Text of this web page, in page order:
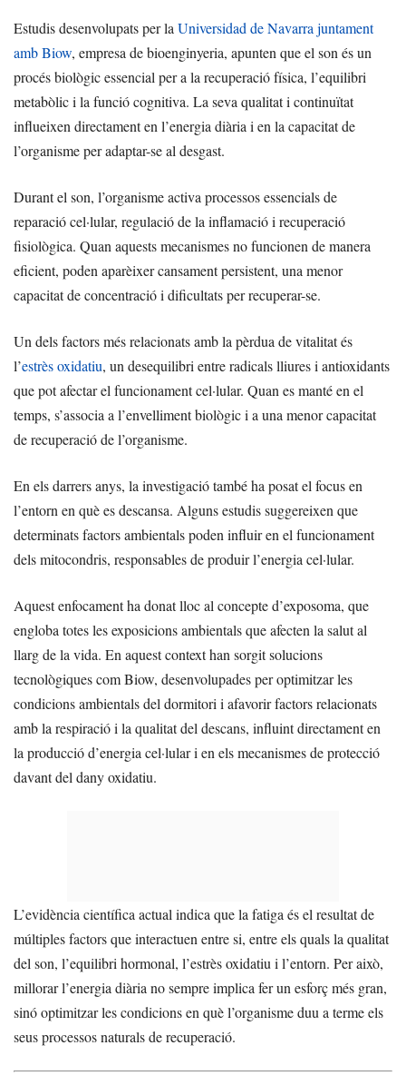
Estudis desenvolupats per laUniversidad de Navarra juntament
amb Biow, empresa de bioenginyeria, apunten que el son és un
procés biològic essencial per a la recuperació física, l’equilibri
metabòlic i la funció cognitiva. La seva qualitat i continuïtat
influeixen directament en l’energia diària i en la capacitat de
l’organisme per adaptar-se al desgast.
Durant el son, l’organisme activa processos essencials de
reparació cel·lular, regulació de la inflamació i recuperació
fisiològica. Quan aquests mecanismes no funcionen de manera
eficient, poden aparèixer cansament persistent, una menor
capacitat de concentració i dificultats per recuperar-se.
Un dels factors més relacionats amb la pèrdua de vitalitat és
l’estrès oxidatiu, un desequilibri entre radicals lliures i antioxidants
que pot afectar el funcionament cel·lular. Quan es manté en el
temps, s’associa a l’envelliment biològic i a una menor capacitat
de recuperació de l’organisme.
En els darrers anys, la investigació també ha posat el focus en
l’entorn en què es descansa. Alguns estudis suggereixen que
determinats factors ambientals poden influir en el funcionament
dels mitocondris, responsables de produir l’energia cel·lular.
Aquest enfocament ha donat lloc al concepte d’exposoma, que
engloba totes les exposicions ambientals que afecten la salut al
llarg de la vida. En aquest context han sorgit solucions
tecnològiques com Biow, desenvolupades per optimitzar les
condicions ambientals del dormitori i afavorir factors relacionats
amb la respiració i la qualitat del descans, influint directament en
la producció d’energia cel·lular i en els mecanismes de protecció
davant del dany oxidatiu.
L’evidència científica actual indica que la fatiga és el resultat de
múltiples factors que interactuen entre si, entre els quals la qualitat
del son, l’equilibri hormonal, l’estrès oxidatiu i l’entorn. Per això,
millorar l’energia diària no sempre implica fer un esforç més gran,
sinó optimitzar les condicions en què l’organisme duu a terme els
seus processos naturals de recuperació.